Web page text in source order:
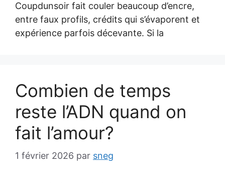
Coupdunsoir fait couler beaucoup d’encre,
entre faux profils, crédits qui s’évaporent et
expérience parfois décevante. Si la
Combien de temps
reste l’ADN quand on
fait l’amour?
1 février 2026 par sneg